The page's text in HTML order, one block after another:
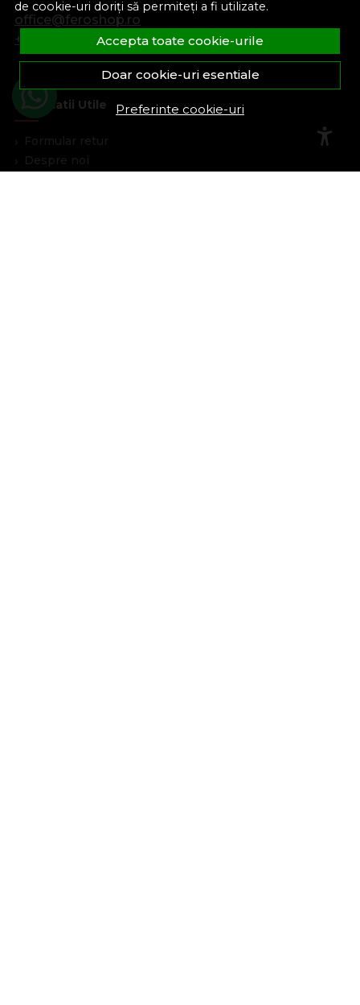
de cookie-uri doriți să permiteți a fi utilizate.
Accepta toate cookie-urile
Doar cookie-uri esentiale
Preferinte cookie-uri
office@feroshop.ro
+40 311 100 277
Informatii Utile
Formular retur
Despre noi